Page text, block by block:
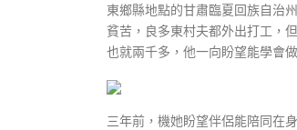
東鄉縣地點的甘肅臨夏回族自治
貧苦，良多東村夫都外出打工，
也就兩千多，他一向盼望能學會
三年前，機她盼望伴侶能陪同在